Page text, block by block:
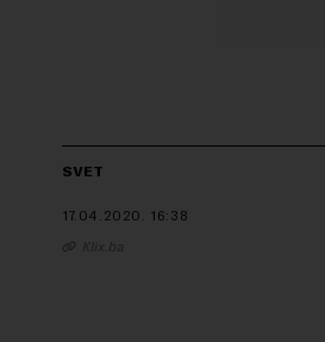
SVET
17.04.2020. 16:38
Klix.ba